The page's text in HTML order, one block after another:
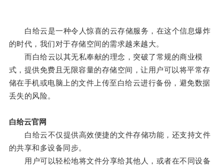
白给云是一种令人惊喜的云存储服务，在这个信息爆炸
的时代，我们对于存储空间的需求越来越大。
而白给云以其无私奉献的理念，突破了常规的商业模
式，提供免费且无限容量的存储空间，让用户可以将平常存
储在手机或电脑上的文件上传至白给云进行备份，避免数据
丢失的风险。
白给云官网
白给云不仅提供高效便捷的文件存储功能，还支持文件
的共享和多设备同步。
用户可以轻松地将文件分享给其他人，或者在不同设备